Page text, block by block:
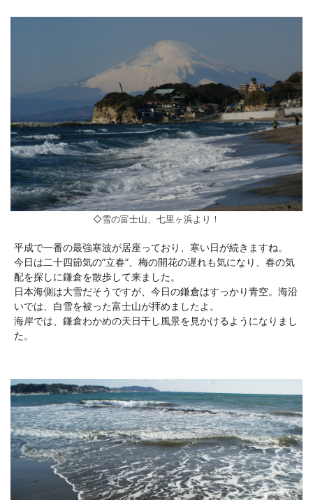
◇雪の富士山、七里ヶ浜より！
平成で一番の最強寒波が居座っており、寒い日が続きますね。
今日は二十四節気の”立春”、梅の開花の遅れも気になり、春の気
配を探しに鎌倉を散歩して来ました。
日本海側は大雪だそうですが、今日の鎌倉はすっかり青空。海沿
いでは、白雪を被った富士山が拝めましたよ。
海岸では、鎌倉わかめの天日干し風景を見かけるようになりまし
た。